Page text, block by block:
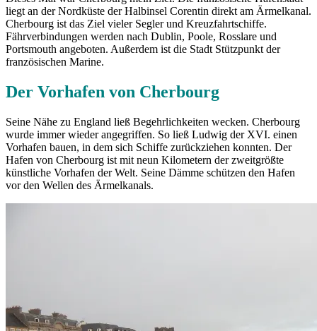
liegt an der Nordküste der Halbinsel Corentin direkt am Ärmelkanal.
Cherbourg ist das Ziel vieler Segler und Kreuzfahrtschiffe.
Fährverbindungen werden nach Dublin, Poole, Rosslare und
Portsmouth angeboten. Außerdem ist die Stadt Stützpunkt der
französischen Marine.
Der Vorhafen von Cherbourg
Seine Nähe zu England ließ Begehrlichkeiten wecken. Cherbourg
wurde immer wieder angegriffen. So ließ Ludwig der XVI. einen
Vorhafen bauen, in dem sich Schiffe zurückziehen konnten. Der
Hafen von Cherbourg ist mit neun Kilometern der zweitgrößte
künstliche Vorhafen der Welt. Seine Dämme schützen den Hafen
vor den Wellen des Ärmelkanals.